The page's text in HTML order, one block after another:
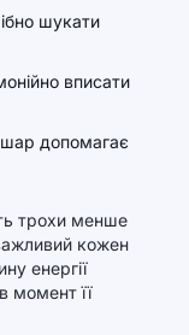
шукати
вписати
допомагає
трохи менше
кожен
енергії
момент її